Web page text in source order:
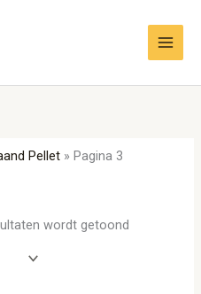
Pellet » Pagina 3
wordt getoond